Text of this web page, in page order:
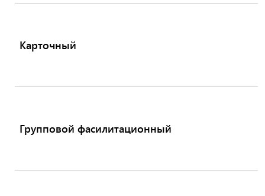
Карточный
Групповой фасилитационный